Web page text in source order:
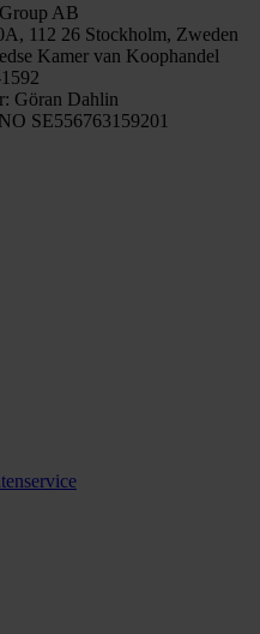
AB
112 26 Stockholm, Zweden
Kamer van Koophandel
Göran Dahlin
SE556763159201